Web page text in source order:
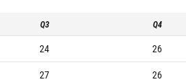
Q3 Q4
24 26
27 26